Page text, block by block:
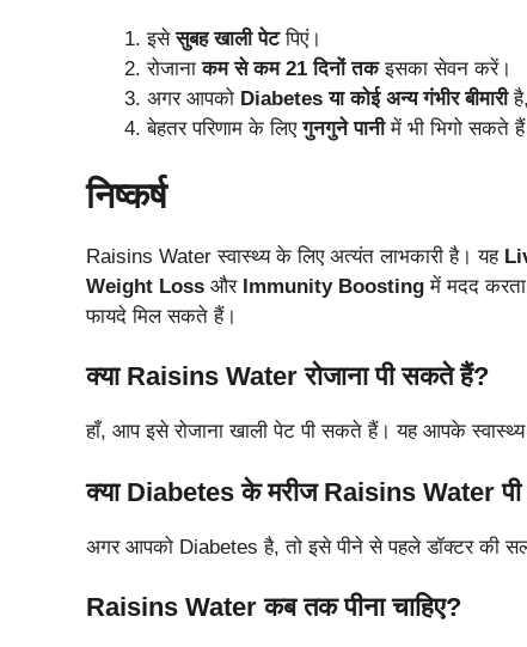
इसेसुबह खाली पेटपिएं।
रोजानाकम से कम 21 दिनों तकइसका सेवन करें।
अगर आपको Diabetes या कोई अन्य गंभीर बीमारी
बेहतर परिणाम के लिएगुनगुने पानीमें भी भिगो सकते
निष्कर्ष
Raisins Water स्वास्थ्य के लिए अत्यंत लाभकारी है। यह
Weight Loss और Immunity Boosting में मदद
फायदे मिल सकते हैं।
क्या Raisins Water रोजाना पी सकते हैं?
हाँ, आप इसे रोजाना खाली पेट पी सकते हैं। यह आपके
क्या Diabetes के मरीज Raisins Water
अगर आपको Diabetes है, तो इसे पीने से पहले डॉक्टर की
Raisins Water कब तक पीना चाहिए?